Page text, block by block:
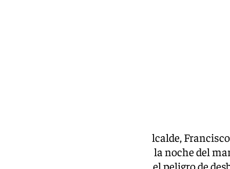
, el alcalde,
barriada de Campanillas, donde la noche del